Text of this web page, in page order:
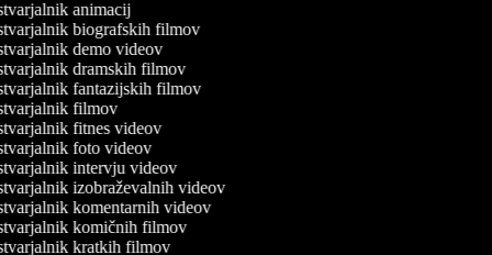
animacij
biografskih filmov
demo videov
dramskih filmov
fantazijskih filmov
filmov
fitnes videov
foto videov
intervju videov
izobraževalnih videov
komentarnih videov
komičnih filmov
kratkih filmov